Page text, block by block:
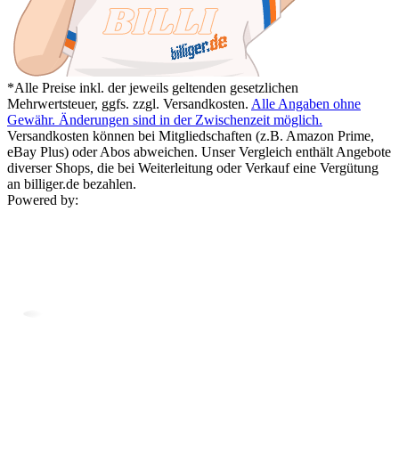
*Alle Preise inkl. der jeweils geltenden gesetzlichen
Mehrwertsteuer, ggfs. zzgl. Versandkosten. Alle Angaben ohne
Gewähr. Änderungen sind in der Zwischenzeit möglich.
Versandkosten können bei Mitgliedschaften (z.B. Amazon Prime,
eBay Plus) oder Abos abweichen. Unser Vergleich enthält Angebote
diverser Shops, die bei Weiterleitung oder Verkauf eine Vergütung
an billiger.de bezahlen.
Powered by: